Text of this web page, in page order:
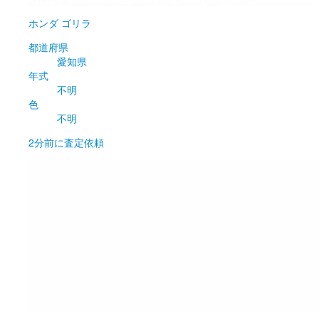
ホンダ ゴリラ
都道府県
愛知県
年式
不明
色
不明
2分前に査定依頼